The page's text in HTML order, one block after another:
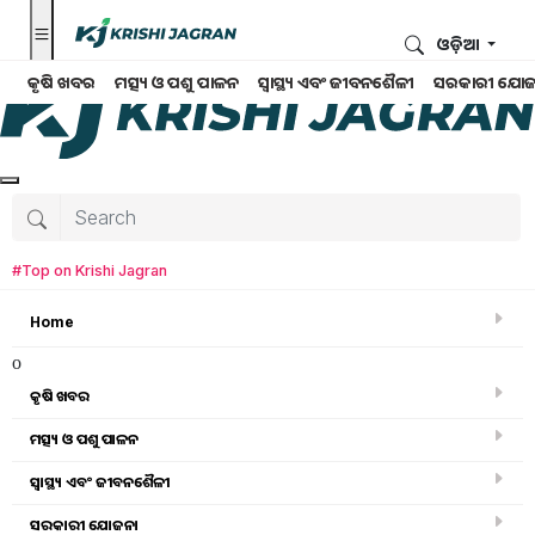
କୃଷି ଖବର ମତ୍ସ୍ୟ ଓ ପଶୁ ପାଳନ ସ୍ୱାସ୍ଥ୍ୟ ଏବଂ ଜୀବନଶୈଳୀ ସରକାରୀ
ଓଡ଼ିଆ
#Top on Krishi Jagran
Home
o
କୃଷି ଖବର
ମତ୍ସ୍ୟ ଓ ପଶୁ ପାଳନ
ସ୍ୱାସ୍ଥ୍ୟ ଏବଂ ଜୀବନଶୈଳୀ
ସରକାରୀ ଯୋଜନା
କୃଷି ଉପକରଣ